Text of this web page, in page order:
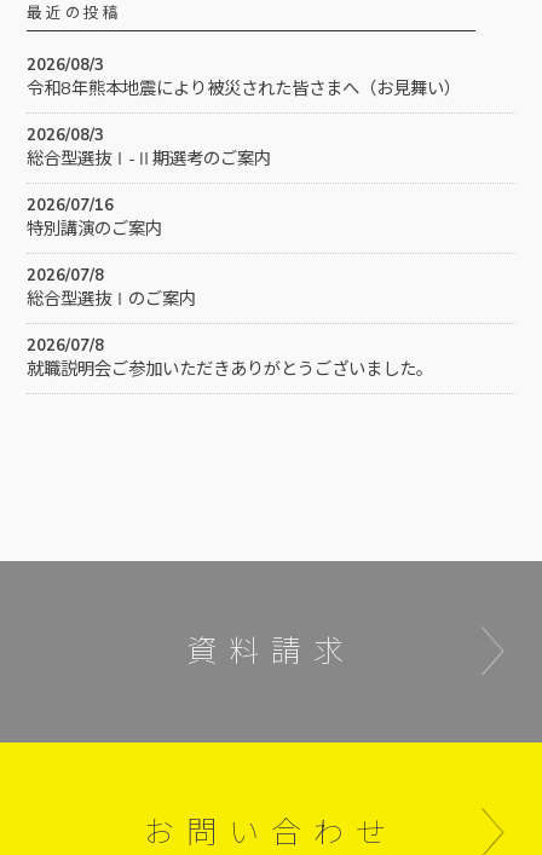
最近の投稿
2026/08/3
令和8年熊本地震により被災された皆さまへ（お見舞い）
2026/08/3
総合型選抜Ⅰ-Ⅱ期選考のご案内
2026/07/16
特別講演のご案内
2026/07/8
総合型選抜Ⅰのご案内
2026/07/8
就職説明会ご参加いただきありがとうございました。
資料請求
お問い合わせ